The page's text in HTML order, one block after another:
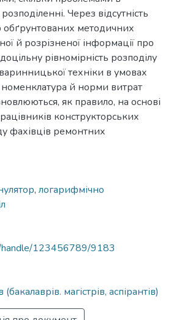
Через відсутність
методичних
й розрізненої інформації про
рівномірність розподілу
техніки в умовах
номенклатура й норми витрат
як правило, на основі
конструкторських
фахівців ремонтних
, логарифмічно
handle/123456789/9183
магістрів, аспірантів)